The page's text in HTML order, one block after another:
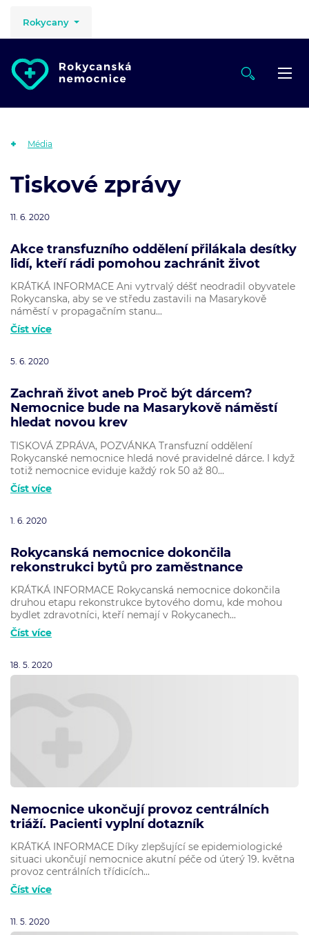
Rokycany
Média
Tiskové zprávy
11. 6. 2020
Akce transfuzního oddělení přilákala desítky
lidí, kteří rádi pomohou zachránit život
KRÁTKÁ INFORMACE Ani vytrvalý déšť neodradil obyvatele
Rokycanska, aby se ve středu zastavili na Masarykově
náměstí v propagačním stanu...
Číst více
5. 6. 2020
Zachraň život aneb Proč být dárcem?
Nemocnice bude na Masarykově náměstí
hledat novou krev
TISKOVÁ ZPRÁVA, POZVÁNKA Transfuzní oddělení
Rokycanské nemocnice hledá nové pravidelné dárce. I když
totiž nemocnice eviduje každý rok 50 až 80...
Číst více
1. 6. 2020
Rokycanská nemocnice dokončila
rekonstrukci bytů pro zaměstnance
KRÁTKÁ INFORMACE Rokycanská nemocnice dokončila
druhou etapu rekonstrukce bytového domu, kde mohou
bydlet zdravotníci, kteří nemají v Rokycanech...
Číst více
18. 5. 2020
Nemocnice ukončují provoz centrálních
triáží. Pacienti vyplní dotazník
KRÁTKÁ INFORMACE Díky zlepšující se epidemiologické
situaci ukončují nemocnice akutní péče od úterý 19. května
provoz centrálních třídicích...
Číst více
11. 5. 2020